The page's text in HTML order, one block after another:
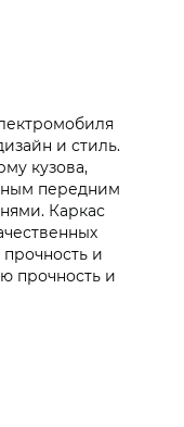
и стиль.
кузова,
передним
Каркас
и
прочность и